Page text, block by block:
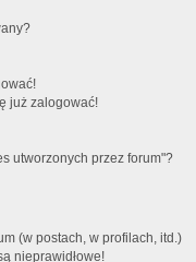
już zalogować!
utworzonych przez forum"?
(w postach, w profilach, itd.)
nieprawidłowe!